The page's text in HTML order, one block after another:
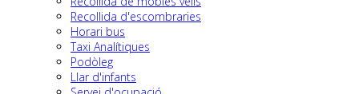
Recollida d'escombraries
Horari bus
Taxi Analítiques
Podòleg
Llar d'infants